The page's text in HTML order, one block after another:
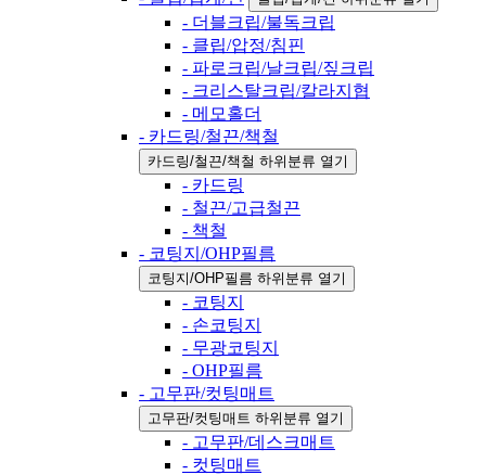
- 더블크립/불독크립
- 클립/압정/침핀
- 파로크립/날크립/짚크립
- 크리스탈크립/칼라지협
- 메모홀더
- 카드링/철끈/책철
카드링/철끈/책철 하위분류 열기
- 카드링
- 철끈/고급철끈
- 책철
- 코팅지/OHP필름
코팅지/OHP필름 하위분류 열기
- 코팅지
- 손코팅지
- 무광코팅지
- OHP필름
- 고무판/컷팅매트
고무판/컷팅매트 하위분류 열기
- 고무판/데스크매트
- 컷팅매트